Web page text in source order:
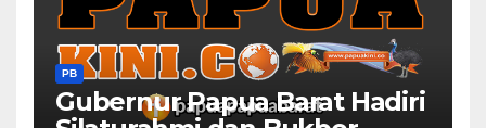
PB
Gubernur Papua Barat Hadiri